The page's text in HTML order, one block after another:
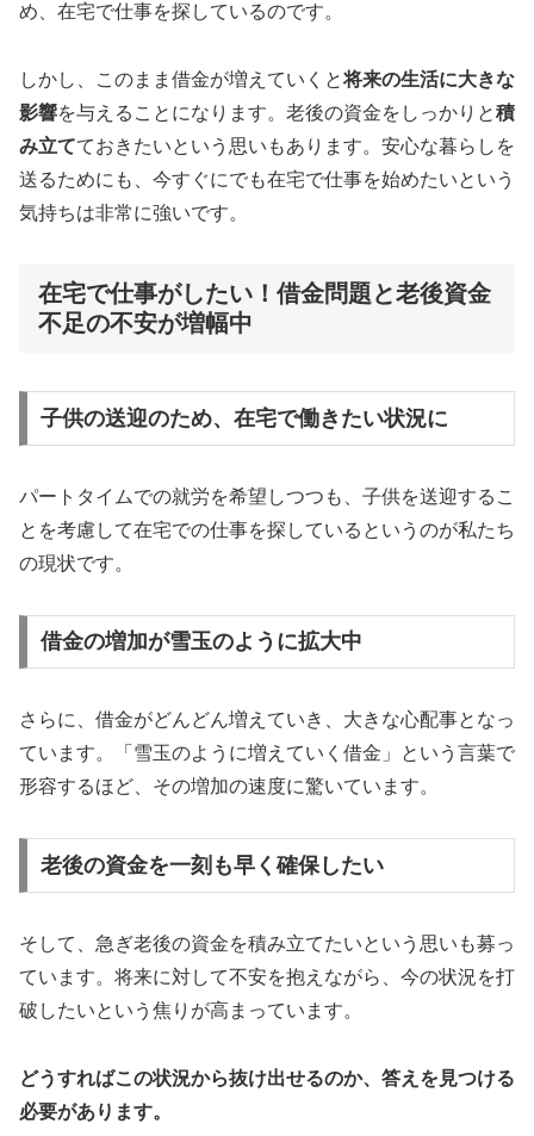
め、在宅で仕事を探しているのです。
しかし、このまま借金が増えていくと将来の生活に大きな
影響を与えることになります。老後の資金をしっかりと積
み立てておきたいという思いもあります。安心な暮らしを
送るためにも、今すぐにでも在宅で仕事を始めたいという
気持ちは非常に強いです。
在宅で仕事がしたい！借金問題と老後資金
不足の不安が増幅中
子供の送迎のため、在宅で働きたい状況に
パートタイムでの就労を希望しつつも、子供を送迎するこ
とを考慮して在宅での仕事を探しているというのが私たち
の現状です。
借金の増加が雪玉のように拡大中
さらに、借金がどんどん増えていき、大きな心配事となっ
ています。「雪玉のように増えていく借金」という言葉で
形容するほど、その増加の速度に驚いています。
老後の資金を一刻も早く確保したい
そして、急ぎ老後の資金を積み立てたいという思いも募っ
ています。将来に対して不安を抱えながら、今の状況を打
破したいという焦りが高まっています。
どうすればこの状況から抜け出せるのか、答えを見つける
必要があります。